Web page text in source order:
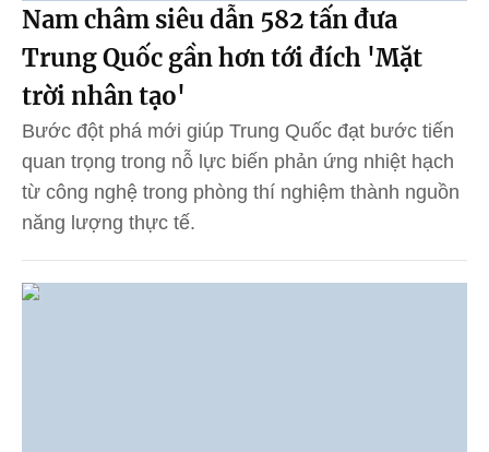
Nam châm siêu dẫn 582 tấn đưa
Trung Quốc gần hơn tới đích 'Mặt
trời nhân tạo'
Bước đột phá mới giúp Trung Quốc đạt bước tiến
quan trọng trong nỗ lực biến phản ứng nhiệt hạch
từ công nghệ trong phòng thí nghiệm thành nguồn
năng lượng thực tế.